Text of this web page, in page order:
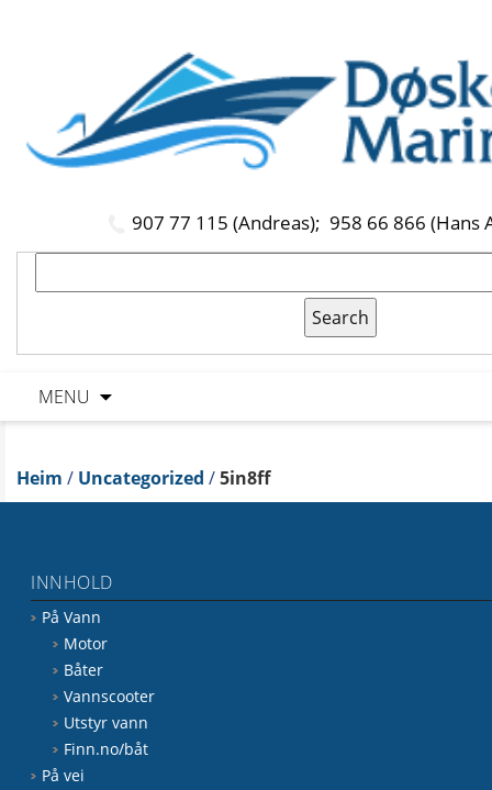
907 77 115 (Andreas); 958 66 866 (Hans
MENU
Heim / Uncategorized /5in8ff
INNHOLD
På Vann
Motor
Båter
Vannscooter
Utstyr vann
Finn.no/båt
På vei